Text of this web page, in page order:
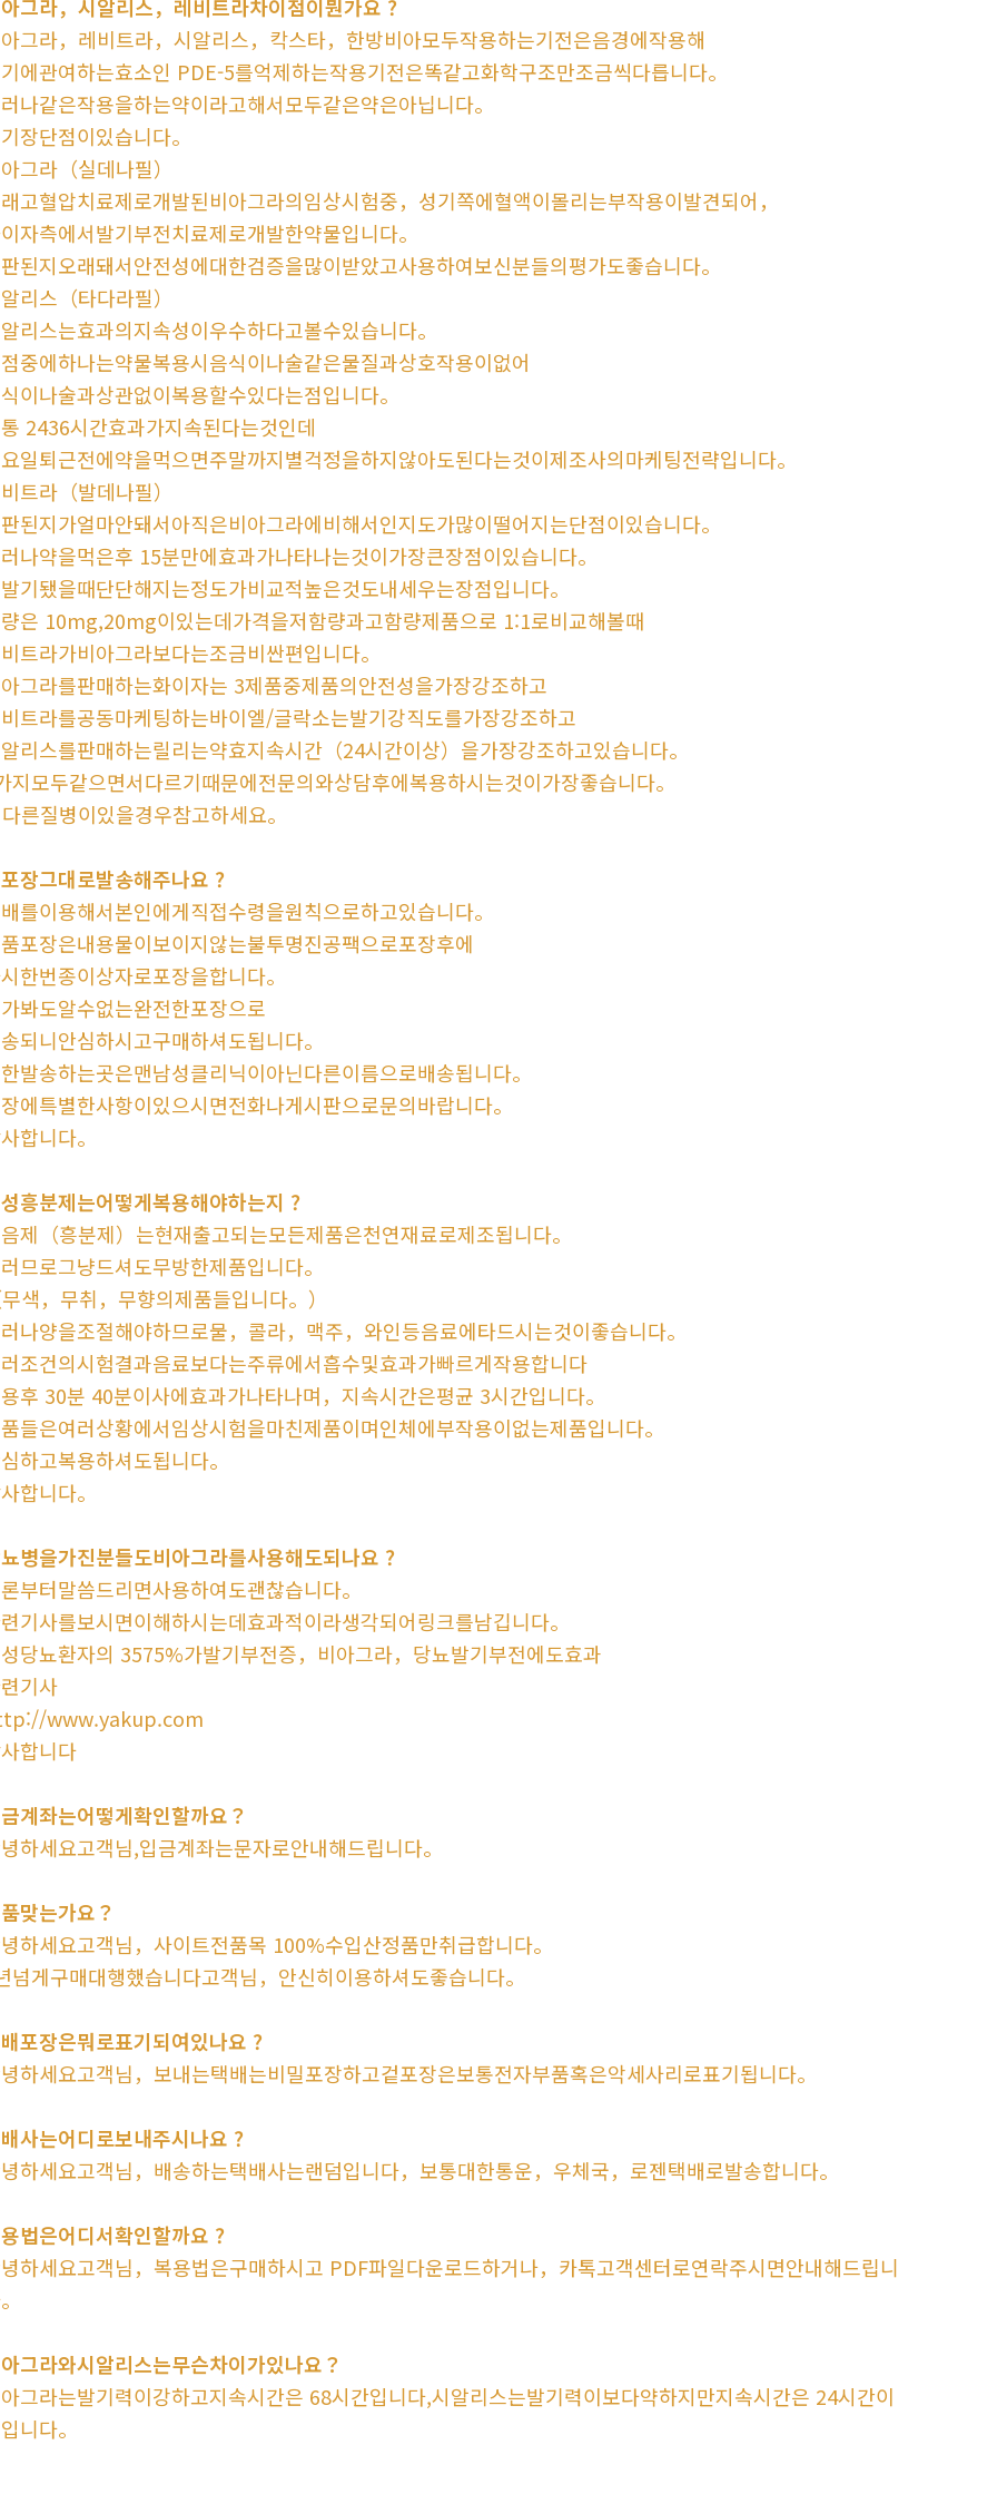
그라，시알리스，레비트라차이점이뭔가요 ?
그라，레비트라，시알리스，칵스타，한방비아모두작용하는기전은음경에작용해
에관여하는효소인 PDE-5를억제하는작용기전은똑같고화학구조만조금씩다릅니다。
나같은작용을하는약이라고해서모두같은약은아닙니다。
장단점이있습니다。
그라（실데나필）
고혈압치료제로개발된비아그라의임상시험중，성기쪽에혈액이몰리는부작용이발견되어，
자측에서발기부전치료제로개발한약물입니다。
된지오래돼서안전성에대한검증을많이받았고사용하여보신분들의평가도좋습니다。
리스（타다라필）
리스는효과의지속성이우수하다고볼수있습니다。
중에하나는약물복용시음식이나술같은물질과상호작용이없어
이나술과상관없이복용할수있다는점입니다。
2436시간효과가지속된다는것인데
일퇴근전에약을먹으면주말까지별걱정을하지않아도된다는것이제조사의마케팅전략입니다。
트라（발데나필）
된지가얼마안돼서아직은비아그라에비해서인지도가많이떨어지는단점이있습니다。
나약을먹은후 15분만에효과가나타나는것이가장큰장점이있습니다。
기됐을때단단해지는정도가비교적높은것도내세우는장점입니다。
은 10mg,20mg이있는데가격을저함량과고함량제품으로 1:1로비교해볼때
트라가비아그라보다는조금비싼편입니다。
그라를판매하는화이자는 3제품중제품의안전성을가장강조하고
트라를공동마케팅하는바이엘/글락소는발기강직도를가장강조하고
리스를판매하는릴리는약효지속시간（24시간이상）을가장강조하고있습니다。
지모두같으면서다르기때문에전문의와상담후에복용하시는것이가장좋습니다。
른질병이있을경우참고하세요。
장그대로발송해주나요 ?
를이용해서본인에게직접수령을원칙으로하고있습니다。
포장은내용물이보이지않는불투명진공팩으로포장후에
한번종이상자로포장을합니다。
봐도알수없는완전한포장으로
되니안심하시고구매하셔도됩니다。
발송하는곳은맨남성클리닉이아닌다른이름으로배송됩니다。
에특별한사항이있으시면전화나게시판으로문의바랍니다。
합니다。
흥분제는어떻게복용해야하는지 ?
제（흥분제）는현재출고되는모든제품은천연재료로제조됩니다。
므로그냥드셔도무방한제품입니다。
색，무취，무향의제품들입니다。）
나양을조절해야하므로물，콜라，맥주，와인등음료에타드시는것이좋습니다。
조건의시험결과음료보다는주류에서흡수및효과가빠르게작용합니다
후 30분 40분이사에효과가나타나며，지속시간은평균 3시간입니다。
들은여러상황에서임상시험을마친제품이며인체에부작용이없는제품입니다。
하고복용하셔도됩니다。
합니다。
병을가진분들도비아그라를사용해도되나요 ?
부터말씀드리면사용하여도괜찮습니다。
기사를보시면이해하시는데효과적이라생각되어링크를남깁니다。
당뇨환자의 3575%가발기부전증，비아그라，당뇨발기부전에도효과
기사
www.yakup.com
합니다
계좌는어떻게확인할까요？
하세요고객님,입금계좌는문자로안내해드립니다。
맞는가요？
하세요고객님，사이트전품목 100%수입산정품만취급합니다。
넘게구매대행했습니다고객님，안신히이용하셔도좋습니다。
포장은뭐로표기되여있나요 ?
하세요고객님，보내는택배는비밀포장하고겉포장은보통전자부품혹은악세사리로표기됩니다。
사는어디로보내주시나요 ?
하세요고객님，배송하는택배사는랜덤입니다，보통대한통운，우체국，로젠택배로발송합니다。
법은어디서확인할까요 ?
하세요고객님，복용법은구매하시고 PDF파일다운로드하거나，카톡고객센터로연락주시면안내해드립니
그라와시알리스는무슨차이가있나요？
그라는발기력이강하고지속시간은 68시간입니다,시알리스는발기력이보다약하지만지속시간은 24시간이
니다。